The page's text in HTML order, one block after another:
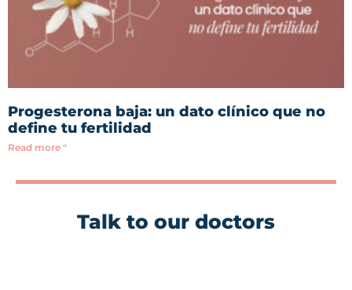
Progesterona baja: un dato clínico que no
define tu fertilidad
Read more "
Talk to our doctors